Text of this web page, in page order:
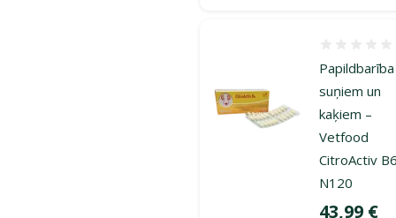
Papildbarība
suņiem un
kaķiem –
Vetfood
CitroActiv
N120
Cena
43,99 €